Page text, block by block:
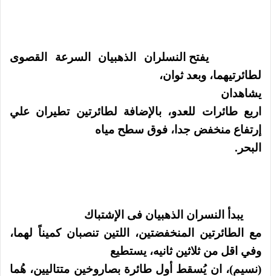
يفتح النسلران الذهبيان السرعة القصوى
لطائرتيهما، وبعد ثوان،
يشاهدان
اربع طائرات للعدو، بالإضافة لطائرتين تطيران علي
إرتفاع منخفض جدا، فوق سطح مياه
البحر.
يبدأ النسران الذهبيان فى الإشتباك
مع الطائرتين المنخفضتين، اللتين تنصبان كميناً لهما،
وفي اقل من ثلاثين ثانيه، يستطيع
(نسيم)، ان يُسقط أول طائرة بصاروخين متتاليين، هُما